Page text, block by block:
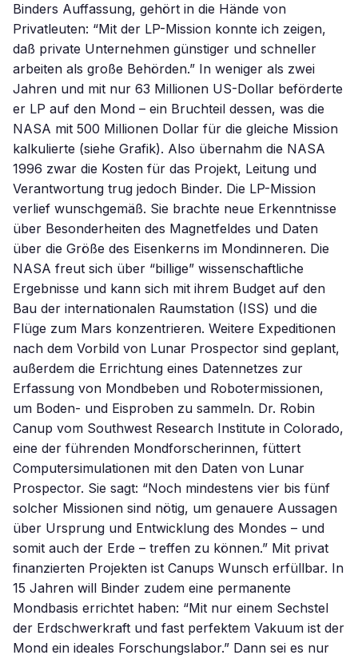
Binders Auffassung, gehört in die Hände von
Privatleuten: “Mit der LP-Mission konnte ich zeigen,
daß private Unternehmen günstiger und schneller
arbeiten als große Behörden.” In weniger als zwei
Jahren und mit nur 63 Millionen US-Dollar beförderte
er LP auf den Mond – ein Bruchteil dessen, was die
NASA mit 500 Millionen Dollar für die gleiche Mission
kalkulierte (siehe Grafik). Also übernahm die NASA
1996 zwar die Kosten für das Projekt, Leitung und
Verantwortung trug jedoch Binder. Die LP-Mission
verlief wunschgemäß. Sie brachte neue Erkenntnisse
über Besonderheiten des Magnetfeldes und Daten
über die Größe des Eisenkerns im Mondinneren. Die
NASA freut sich über “billige” wissenschaftliche
Ergebnisse und kann sich mit ihrem Budget auf den
Bau der internationalen Raumstation (ISS) und die
Flüge zum Mars konzentrieren. Weitere Expeditionen
nach dem Vorbild von Lunar Prospector sind geplant,
außerdem die Errichtung eines Datennetzes zur
Erfassung von Mondbeben und Robotermissionen,
um Boden- und Eisproben zu sammeln. Dr. Robin
Canup vom Southwest Research Institute in Colorado,
eine der führenden Mondforscherinnen, füttert
Computersimulationen mit den Daten von Lunar
Prospector. Sie sagt: “Noch mindestens vier bis fünf
solcher Missionen sind nötig, um genauere Aussagen
über Ursprung und Entwicklung des Mondes – und
somit auch der Erde – treffen zu können.” Mit privat
finanzierten Projekten ist Canups Wunsch erfüllbar. In
15 Jahren will Binder zudem eine permanente
Mondbasis errichtet haben: “Mit nur einem Sechstel
der Erdschwerkraft und fast perfektem Vakuum ist der
Mond ein ideales Forschungslabor.” Dann sei es nur